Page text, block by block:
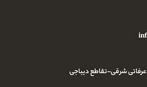
شرقی-تقاطع دیباجی